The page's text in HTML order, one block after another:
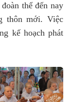
thể đến nay
thôn mới. Việc
kế hoạch phát